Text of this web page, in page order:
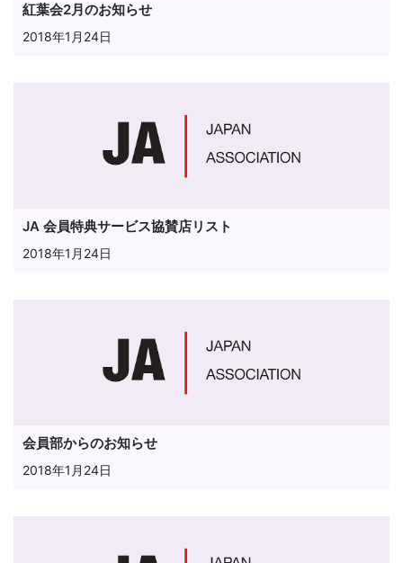
紅葉会2月のお知らせ
2018年1月24日
JA 会員特典サービス協賛店リスト
2018年1月24日
会員部からのお知らせ
2018年1月24日